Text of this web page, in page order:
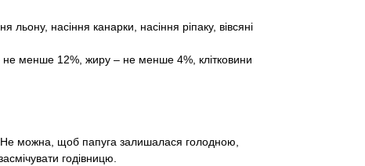
насіння канарки, насіння ріпаку, вівсяні
не менше 12%, жиру – не менше 4%, клітковини
Не можна, щоб папуга залишалася голодною,
годівницю.